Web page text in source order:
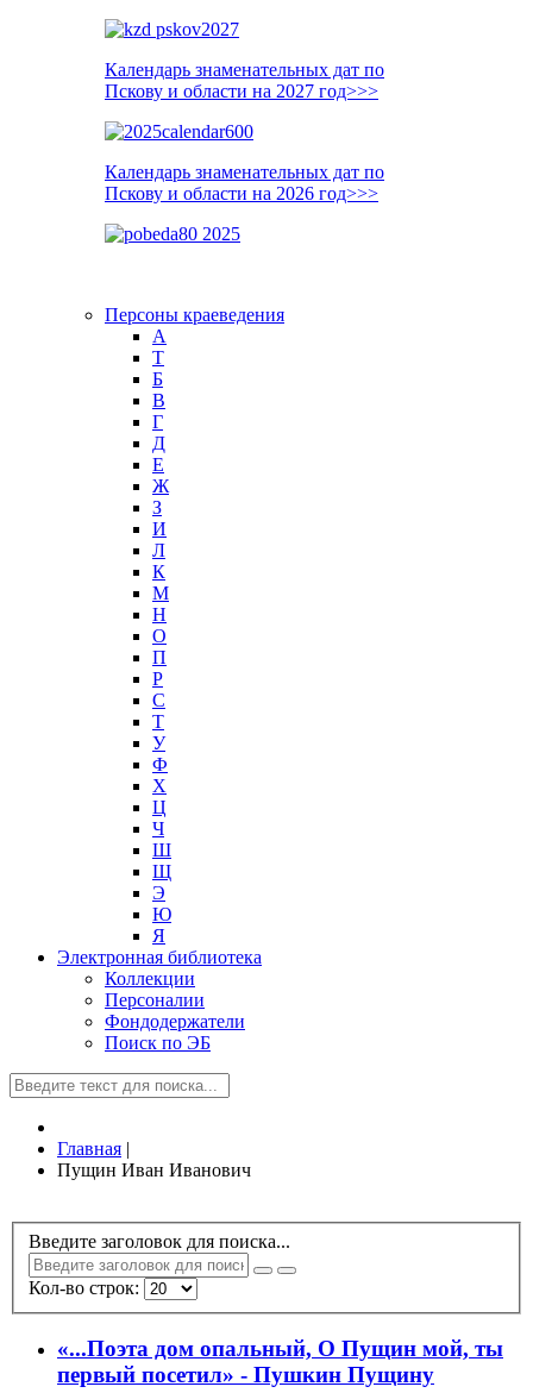
Календарь знаменательных дат по
Пскову и области на 2027 год>>>
Календарь знаменательных дат по
Пскову и области на 2026 год>>>
Персоны краеведения
А
T
Б
В
Г
Д
Е
Ж
З
И
Л
К
М
Н
О
П
Р
С
Т
У
Ф
Х
Ц
Ч
Ш
Щ
Э
Ю
Я
Электронная библиотека
Коллекции
Персоналии
Фондодержатели
Поиск по ЭБ
Главная |
Пущин Иван Иванович
Введите заголовок для поиска...
Кол-во строк:
«...Поэта дом опальный, О Пущин мой, ты
первый посетил» - Пушкин Пущину